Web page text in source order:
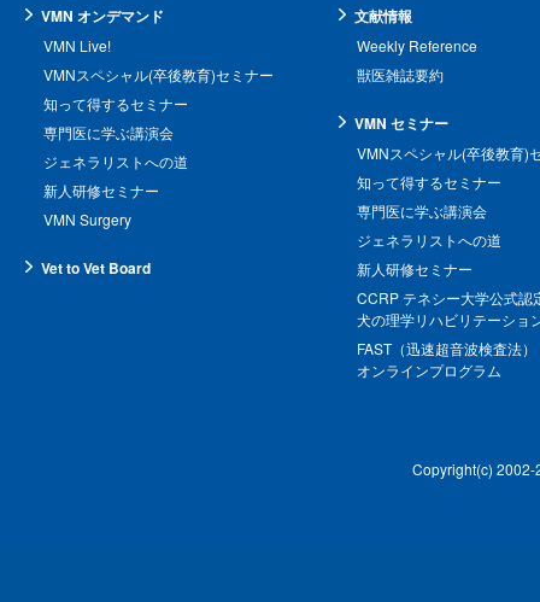
VMN オンデマンド
VMN Live!
VMNスペシャル(卒後教育)セミナー
知って得するセミナー
専門医に学ぶ講演会
ジェネラリストへの道
新人研修セミナー
VMN Surgery
Vet to Vet Board
文献情報
Weekly Reference
獣医雑誌要約
VMN セミナー
VMNスペシャル(卒後教育)
知って得するセミナー
専門医に学ぶ講演会
ジェネラリストへの道
新人研修セミナー
CCRP テネシー大学公式認
犬の理学リハビリテーショ
FAST（迅速超音波検査法）
オンラインプログラム
Copyright(c) 2002-